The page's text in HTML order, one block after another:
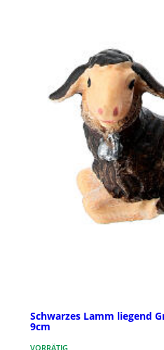
Schwarzes Lamm liegend
9cm
VORRÄTIG